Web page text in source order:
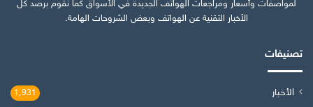
لمواصفات وأسعار ومراجعات الهواتف الجديدة في الأسواق كما نقوم برصد كل
الأخبار التقنية عن الهواتف وبعض الشروحات الهامة.
تصنيفات
الأخبار 1٬931